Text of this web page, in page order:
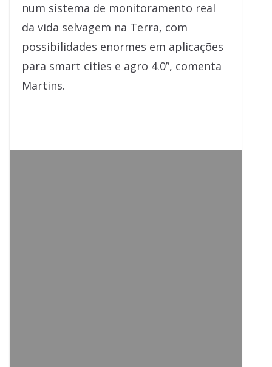
num sistema de monitoramento real
da vida selvagem na Terra, com
possibilidades enormes em aplicações
para smart cities e agro 4.0”, comenta
Martins.